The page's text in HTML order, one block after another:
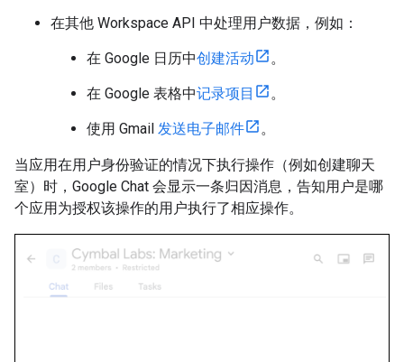
在其他 Workspace API 中处理用户数据，例如：
在 Google 日历中创建活动 。
在 Google 表格中记录项目 。
使用 Gmail 发送电子邮件 。
当应用在用户身份验证的情况下执行操作（例如创建聊天
室）时，Google Chat 会显示一条归因消息，告知用户是哪
个应用为授权该操作的用户执行了相应操作。